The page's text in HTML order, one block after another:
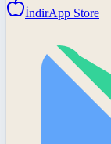
İndirApp Store